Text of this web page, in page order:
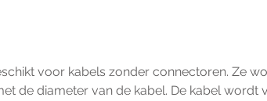
voor kabels zonder connectoren. Ze
de diameter van de kabel. De kabel wordt